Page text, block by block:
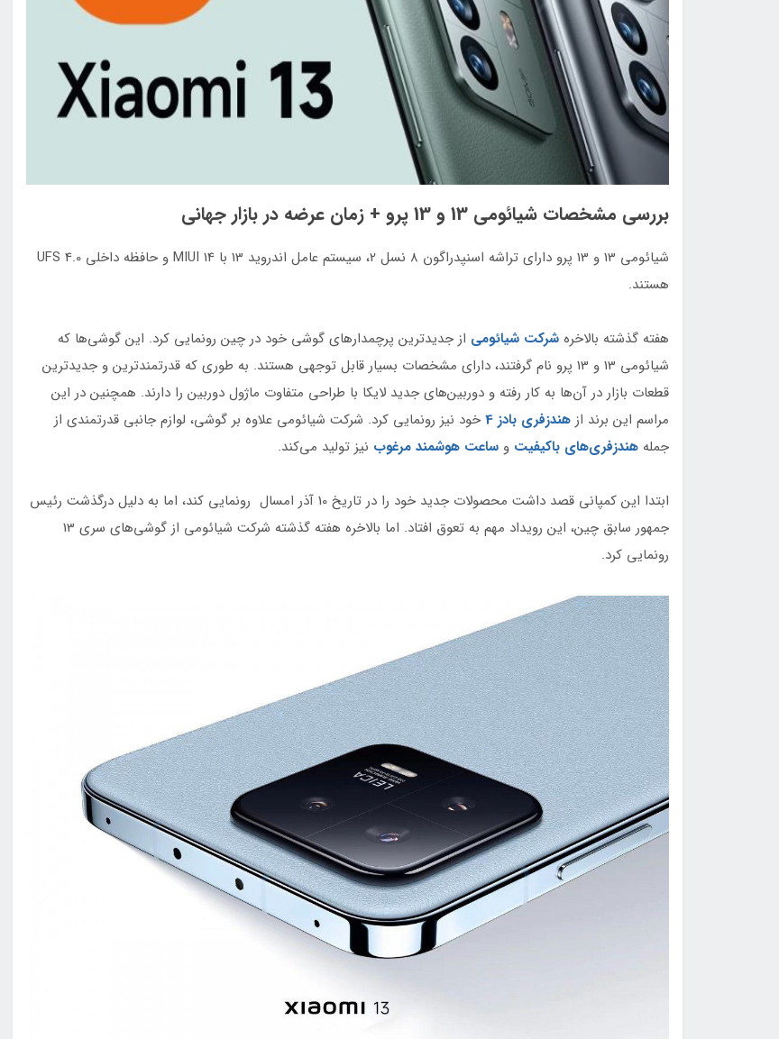
بررسی مشخصات شیائومی 13 و 13 پرو + زمان عرضه در بازار جهانی
شیائومی 13 و 13 پرو دارای تراشه اسنپدراگون 8 نسل 2، سیستم عامل اندروید 13 با MIUI 14 و حافظه داخلی UFS 4.0
هستند.
هفته گذشته بالاخره شرکت شیائومی از جدیدترین پرچمدارهای گوشی خود در چین رونمایی کرد. این گوشی‌ها که
شیائومی 13 و 13 پرو نام گرفتند، دارای مشخصات بسیار قابل توجهی هستند. به طوری که قدرتمندترین و جدیدترین
قطعات بازار در آن‌ها به کار رفته و دوربین‌های جدید لایکا با طراحی متفاوت ماژول دوربین را دارند. همچنین در این
مراسم این برند از هندزفری بادز 4
خود نیز رونمایی کرد. شرکت شیائومی علاوه بر گوشی، لوازم جانبی قدرتمندی از
جمله هندزفری‌های باکیفیت و ساعت هوشمند مرغوب نیز تولید می‌کند.
ابتدا این کمپانی قصد داشت محصولات جدید خود را در تاریخ 10 آذر امسال رونمایی کند، اما به دلیل درگذشت رئیس‌
جمهور سابق چین، این رویداد مهم به تعوق افتاد. اما بالاخره هفته گذشته شرکت شیائومی از گوشی‌های سری 13
رونمایی کرد.